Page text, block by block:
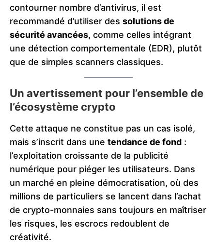
contourner nombre d’antivirus, il est
recommandé d’utiliser des solutions de
sécurité avancées, comme celles intégrant
une détection comportementale (EDR), plutôt
que de simples scanners classiques.
Un avertissement pour l’ensemble de
l’écosystème crypto
Cette attaque ne constitue pas un cas isolé,
mais s’inscrit dans une tendance de fond :
l’exploitation croissante de la publicité
numérique pour piéger les utilisateurs. Dans
un marché en pleine démocratisation, où des
millions de particuliers se lancent dans l’achat
de crypto-monnaies sans toujours en maîtriser
les risques, les escrocs redoublent de
créativité.